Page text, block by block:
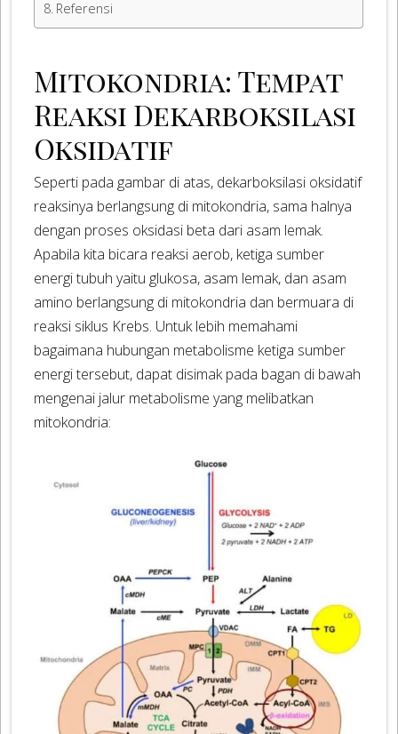
Referensi
Mitokondria: Tempat
Reaksi Dekarboksilasi
Oksidatif
Seperti pada gambar di atas, dekarboksilasi oksidatif
reaksinya berlangsung di mitokondria, sama halnya
dengan proses oksidasi beta dari asam lemak.
Apabila kita bicara reaksi aerob, ketiga sumber
energi tubuh yaitu glukosa, asam lemak, dan asam
amino berlangsung di mitokondria dan bermuara di
reaksi siklus Krebs. Untuk lebih memahami
bagaimana hubungan metabolisme ketiga sumber
energi tersebut, dapat disimak pada bagan di bawah
mengenai jalur metabolisme yang melibatkan
mitokondria: